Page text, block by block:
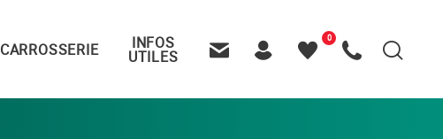
CARROSSERIE INFOS
UTILES
Recherche
0